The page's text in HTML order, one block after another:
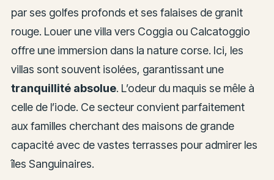
par ses golfes profonds et ses falaises de granit
rouge. Louer une villa vers Coggia ou Calcatoggio
offre une immersion dans la nature corse. Ici, les
villas sont souvent isolées, garantissant une
tranquillité absolue. L’odeur du maquis se mêle à
celle de l’iode. Ce secteur convient parfaitement
aux familles cherchant des maisons de grande
capacité avec de vastes terrasses pour admirer les
îles Sanguinaires.